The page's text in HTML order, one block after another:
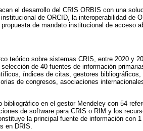
el desarrollo del CRIS ORBIS con una
de ORCID, la interoperabilidad de
de mandato institucional de acceso
teórico sobre sistemas CRIS, entre 2020 y
de 40 fuentes de información
índices de citas, gestores
de congresos, asociaciones
bibliográfico en el gestor Mendeley con 54
de software para CRIS o RIM y los
la principal fuente de información con
en DRIS.